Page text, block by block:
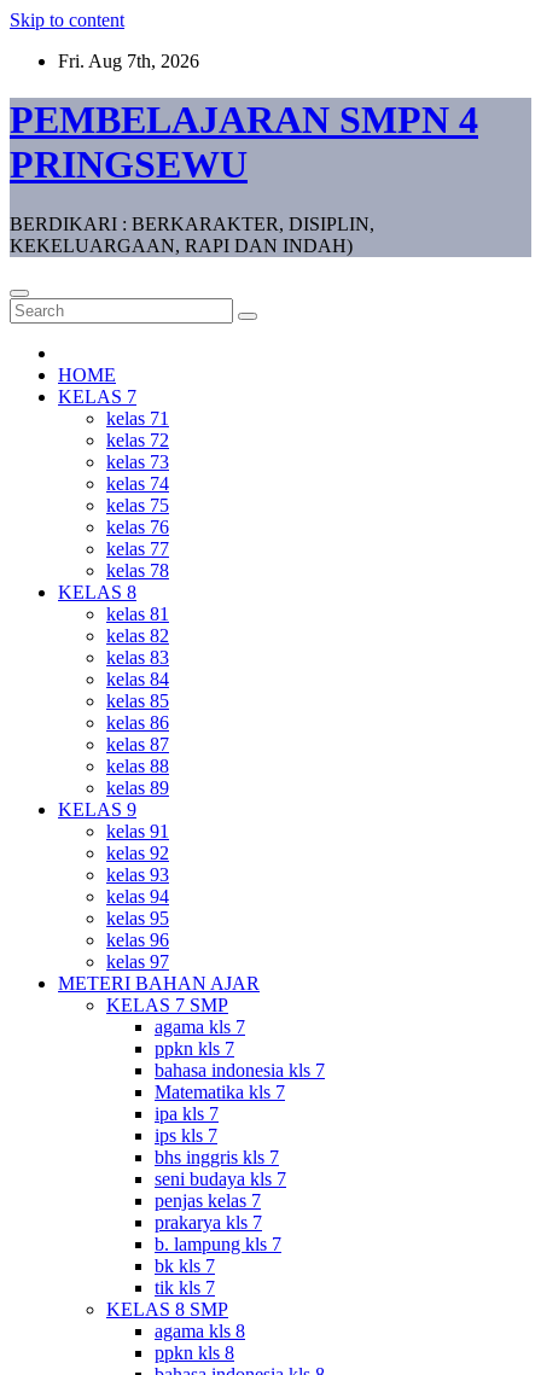
Skip to content
Fri. Aug 7th, 2026
PEMBELAJARAN SMPN 4
PRINGSEWU
BERDIKARI : BERKARAKTER, DISIPLIN,
KEKELUARGAAN, RAPI DAN INDAH)
HOME
KELAS 7
kelas 71
kelas 72
kelas 73
kelas 74
kelas 75
kelas 76
kelas 77
kelas 78
KELAS 8
kelas 81
kelas 82
kelas 83
kelas 84
kelas 85
kelas 86
kelas 87
kelas 88
kelas 89
KELAS 9
kelas 91
kelas 92
kelas 93
kelas 94
kelas 95
kelas 96
kelas 97
METERI BAHAN AJAR
KELAS 7 SMP
agama kls 7
ppkn kls 7
bahasa indonesia kls 7
Matematika kls 7
ipa kls 7
ips kls 7
bhs inggris kls 7
seni budaya kls 7
penjas kelas 7
prakarya kls 7
b. lampung kls 7
bk kls 7
tik kls 7
KELAS 8 SMP
agama kls 8
ppkn kls 8